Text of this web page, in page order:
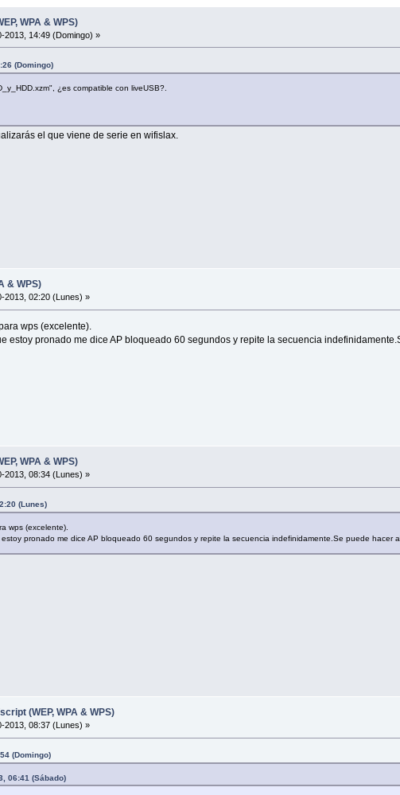
WPA & WPS)
2013, 14:49 (Domingo) »
(Domingo)
¿es compatible con liveUSB?.
el que viene de serie en wifislax.
& WPS)
2013, 02:20 (Lunes) »
wps (excelente).
estoy pronado me dice AP bloqueado 60 segundos y repite la secuencia
WPA & WPS)
2013, 08:34 (Lunes) »
(Lunes)
wps (excelente).
pronado me dice AP bloqueado 60 segundos y repite la secuencia indefinidamente.Se puede hacer
(WEP, WPA & WPS)
2013, 08:37 (Lunes) »
(Domingo)
06:41 (Sábado)